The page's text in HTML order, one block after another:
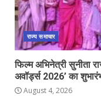
राज्य समाचार
फिल्म अभिनेत्री सुनीता
अवॉर्ड्स 2026’ का
August 4, 2026